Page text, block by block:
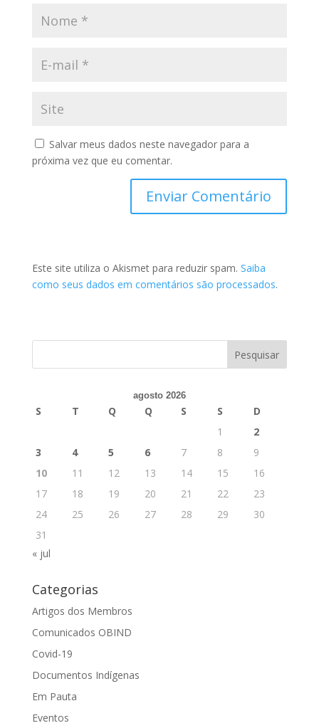
Salvar meus dados neste navegador para a
próxima vez que eu comentar.
Este site utiliza o Akismet para reduzir spam. Saiba
como seus dados em comentários são processados.
agosto 2026
S T Q Q S S
D
1
2
3
4 5 6 7 8
9
10
11 12 13 14 15
16
17
18 19 20 21 22
23
24
25 26 27 28 29
30
31
« jul
Categorias
Artigos dos Membros
Comunicados OBIND
Covid-19
Documentos Indígenas
Em Pauta
Eventos